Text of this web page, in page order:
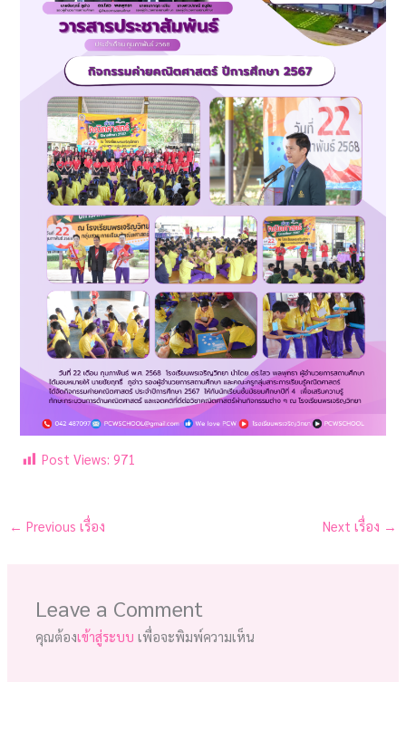
Post Views: 971
← Previous เรื่อง Next เรื่อง →
Leave a Comment
คุณต้องเข้าสู่ระบบ เพื่อจะพิมพ์ความเห็น